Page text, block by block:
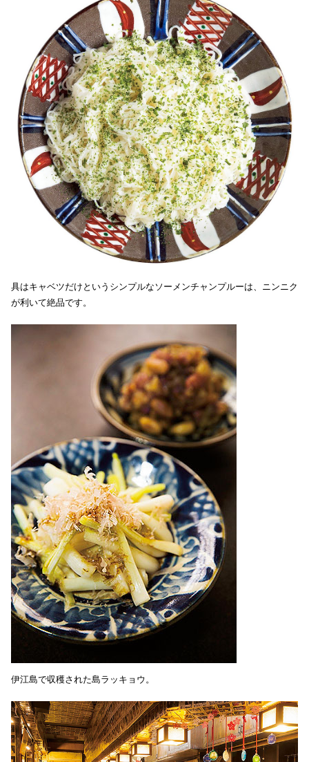
具はキャベツだけというシンプルなソーメンチャンプルーは、ニンニク
が利いて絶品です。
伊江島で収穫された島ラッキョウ。